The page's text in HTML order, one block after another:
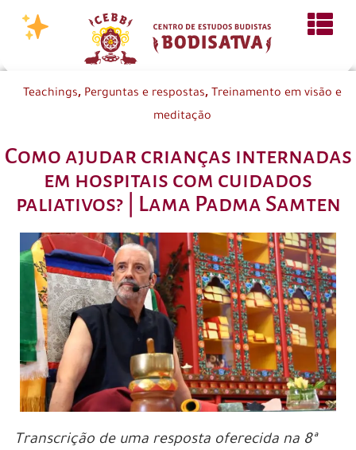
Teachings, Perguntas e respostas, Treinamento em visão e
meditação
Como ajudar crianças internadas
em hospitais com cuidados
paliativos? | Lama Padma Samten
Transcrição de uma resposta oferecida na 8ª